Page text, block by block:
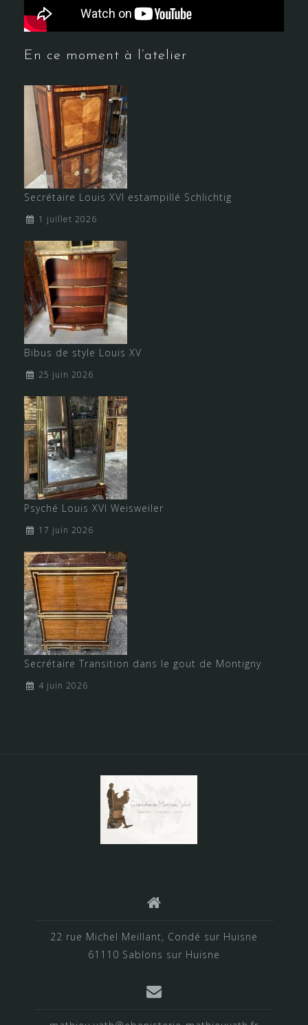
En ce moment à l’atelier
Secrétaire Louis XVI estampillé Schlichtig
1 juillet 2026
Bibus de style Louis XV
25 juin 2026
Psyché Louis XVI Weisweiler
17 juin 2026
Secrétaire Transition dans le gout de Montigny
4 juin 2026
22 rue Michel Meillant, Condé sur Huisne
61110 Sablons sur Huisne